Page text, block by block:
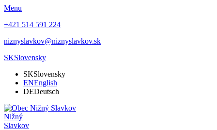
Menu
+421 514 591 224
niznyslavkov@niznyslavkov.sk
SKSlovensky
SKSlovensky
ENEnglish
DEDeutsch
Nižný
Slavkov